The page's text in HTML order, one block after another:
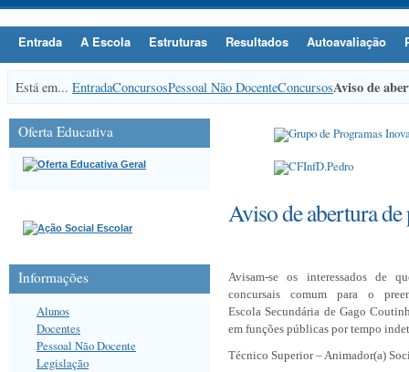
Entrada A Escola Estruturas Resultados Autoavaliação
Está em... EntradaConcursosPessoal Não DocenteConcursosAviso de
Aviso de abertura
Avisam-se os interessados de
concursais comum para o
Escola Secundária de Gago
em funções públicas por tempo
Técnico Superior – Animador(a)
Oferta Educativa
Informações
Alunos
Docentes
Pessoal Não Docente
Legislação